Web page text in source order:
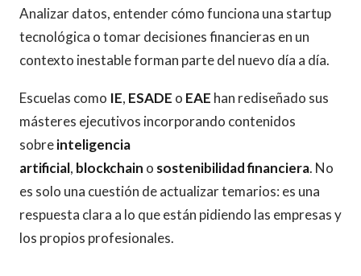
Analizar datos, entender cómo funciona una startup
tecnológica o tomar decisiones financieras en un
contexto inestable forman parte del nuevo día a día.
Escuelas como IE, ESADE o EAE han rediseñado sus
másteres ejecutivos incorporando contenidos
sobreinteligencia
artificial, blockchain o sostenibilidad financiera. No
es solo una cuestión de actualizar temarios: es una
respuesta clara a lo que están pidiendo las empresas y
los propios profesionales.